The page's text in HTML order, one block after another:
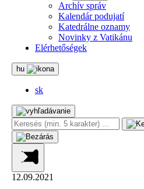
Archív správ
Kalendár podujatí
Katedrálne oznamy
Novinky z Vatikánu
Elérhetőségek
hu
sk
12.09.2021